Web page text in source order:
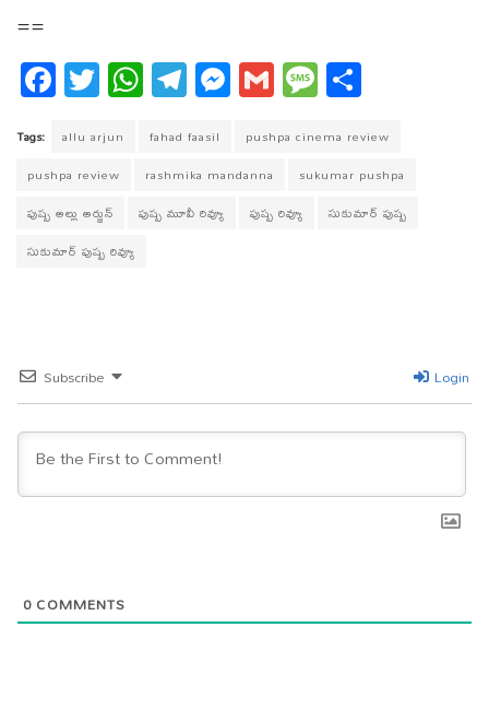
==
Fa
ce
bo
ok
T
wi
tt
er
W
ha
ts
A
pp
T
el
eg
ra
m
M
es
se
ng
er
G
m
ail
M
es
sa
ge
re
Tags: allu arjun fahad faasil
pushpa cinema review
pushpa review
rashmika mandanna
sukumar pushpa
పుష్ప అల్లు అర్జున్
పుష్ప మూవీ రివ్యూ పుష్ప రివ్యూ
సుకుమార్ పుష్ప
సుకుమార్ పుష్ప రివ్యూ
Subscribe Login
0COMMENTS